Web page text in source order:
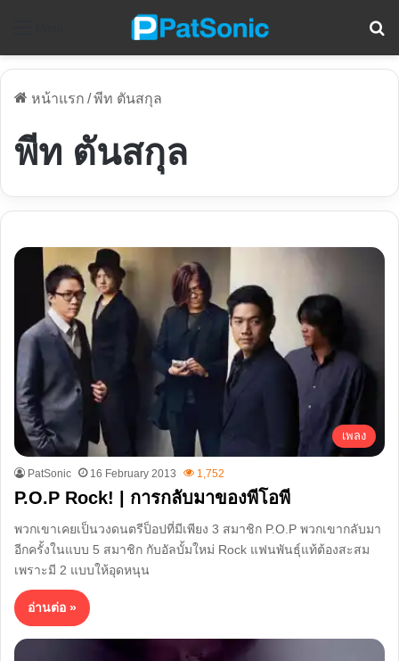
หน้าแรก /พีท ตันสกุล
พีท ตันสกุล
เพลง
PatSonic 16 February 2013 1,752
P.O.P Rock! | การกลับมาของพีโอพี
พวกเขาเคยเป็นวงดนตรีป็อปที่มีเพียง 3 สมาชิก P.O.P พวกเขากลับมา
อีกครั้งในแบบ 5 สมาชิก กับอัลบั้มใหม่ Rock แฟนพันธุ์แท้ต้องสะสม
เพราะมี 2 แบบให้อุดหนุน
อ่านต่อ »